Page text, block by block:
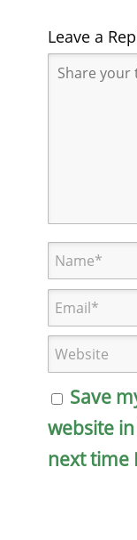
Leave a
Save
website
next time